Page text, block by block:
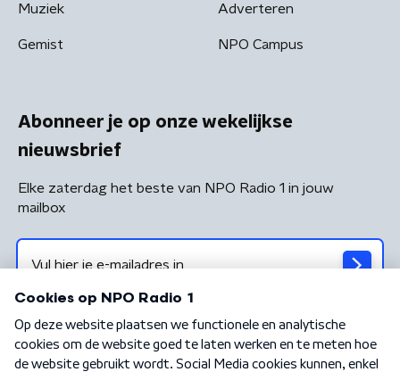
Muziek
Gemist
Adverteren
NPO Campus
Abonneer je op onze wekelijkse
nieuwsbrief
Elke zaterdag het beste van NPO Radio 1 in jouw
mailbox